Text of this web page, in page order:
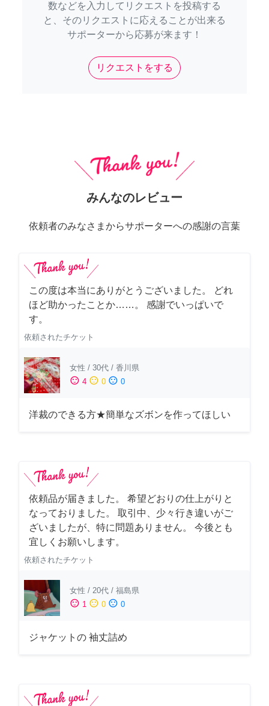
数などを入力してリクエストを投稿する
と、そのリクエストに応えることが出来る
サポーターから応募が来ます！
リクエストをする
みんなのレビュー
依頼者のみなさまからサポーターへの感謝の言葉
この度は本当にありがとうございました。 どれ
ほど助かったことか……。 感謝でいっぱいで
す。
依頼されたチケット
女性 / 30代 / 香川県
sentiment_satisfied 4 sentiment_neutral 0 sentiment_dissatisfied 0
洋裁のできる方★簡単なズボンを作ってほしい
依頼品が届きました。 希望どおりの仕上がりと
なっておりました。 取引中、少々行き違いがご
ざいましたが、特に問題ありません。 今後とも
宜しくお願いします。
依頼されたチケット
女性 / 20代 / 福島県
sentiment_satisfied 1 sentiment_neutral 0 sentiment_dissatisfied 0
ジャケットの 袖丈詰め